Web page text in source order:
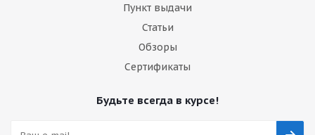
Пункт выдачи
Статьи
Обзоры
Сертификаты
Будьте всегда в курсе!